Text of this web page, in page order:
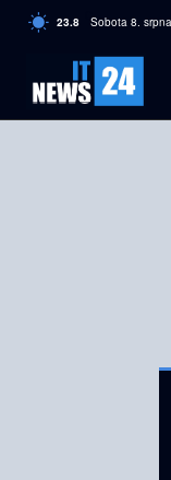
23.8 C Czech
Sobota 8.